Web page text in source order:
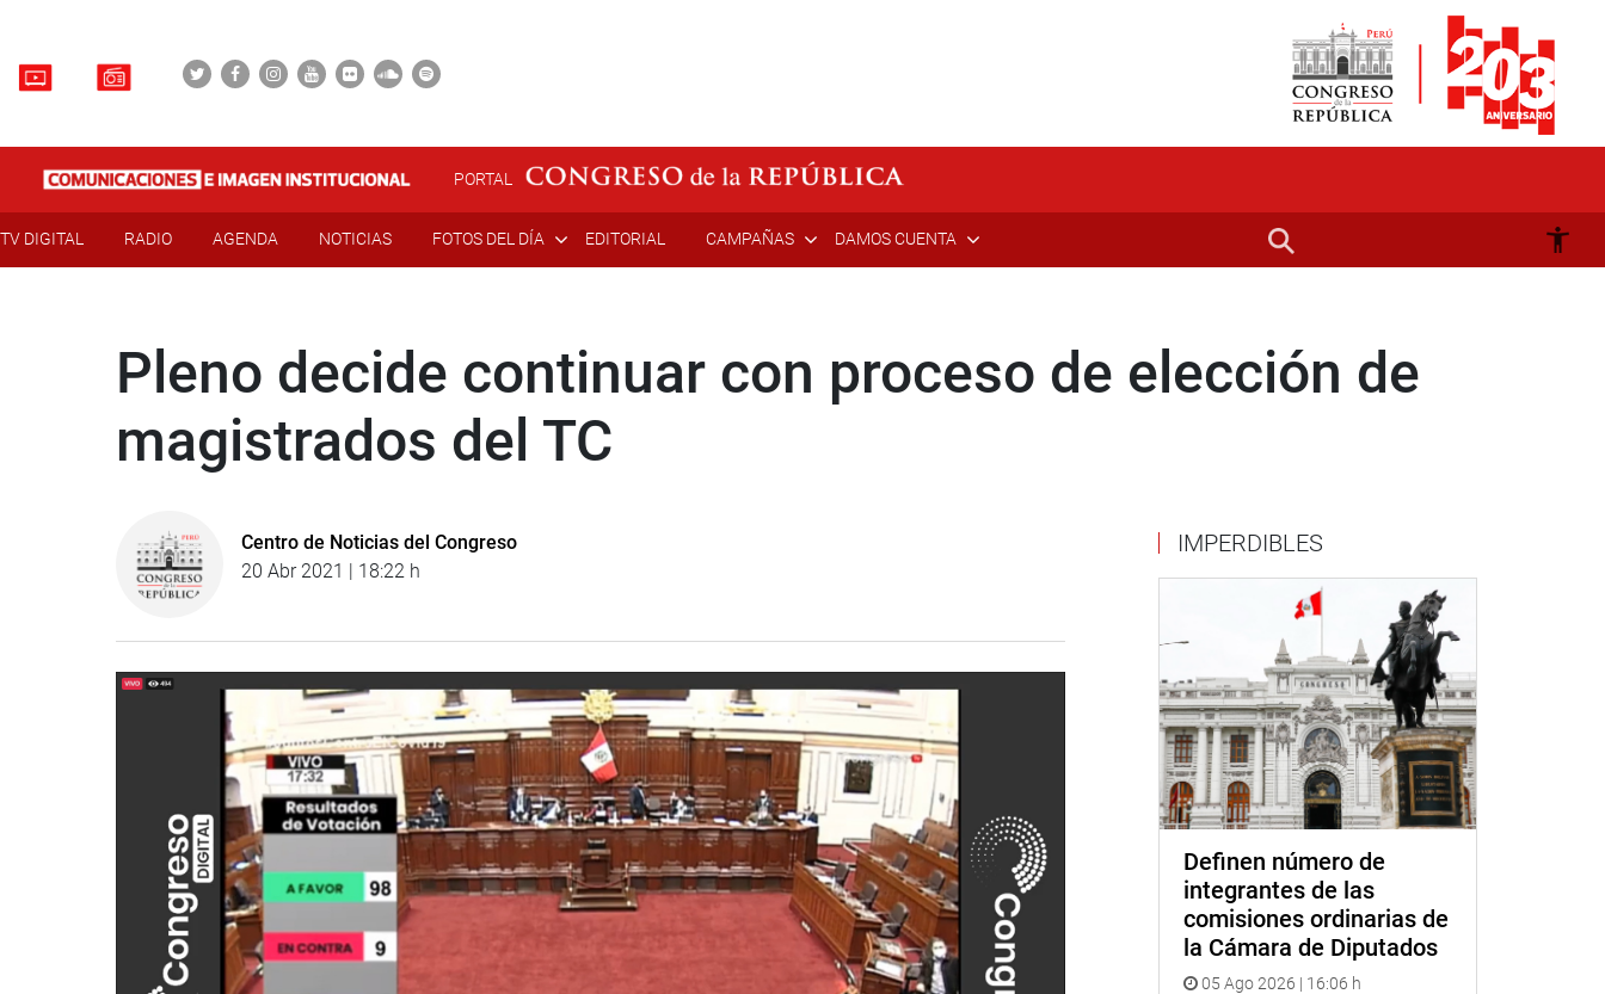
PORTAL
TV DIGITAL RADIO AGENDA NOTICIAS FOTOS DEL DÍA EDITORIAL CAMPAÑAS DAMOS CUENTA
Pleno decide continuar con proceso de elección de
magistrados del TC
Centro de Noticias del Congreso
20 Abr 2021 | 18:22 h
IMPERDIBLES
Definen número de
integrantes de las
comisiones ordinarias de
la Cámara de Diputados
05 Ago 2026 | 16:06 h